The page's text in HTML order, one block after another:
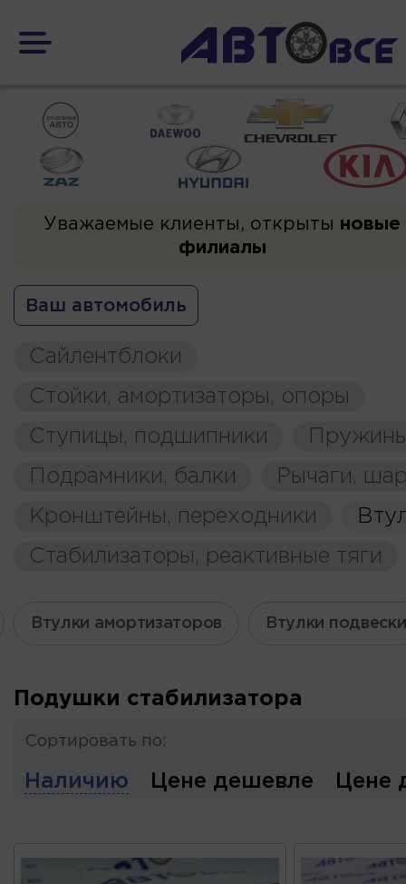
Уважаемые клиенты, открыты новые
филиалы
Ваш автомобиль
Сайлентблоки
Стойки, амортизаторы, опоры
Ступицы, подшипники
Подрамники, балки
Рычаги,
Кронштейны, переходники
Стабилизаторы, реактивные тяги
Втулки амортизаторов Втулки подвески
Подушки стабилизатора
Сортировать по:
Наличию Цене дешевле Цене